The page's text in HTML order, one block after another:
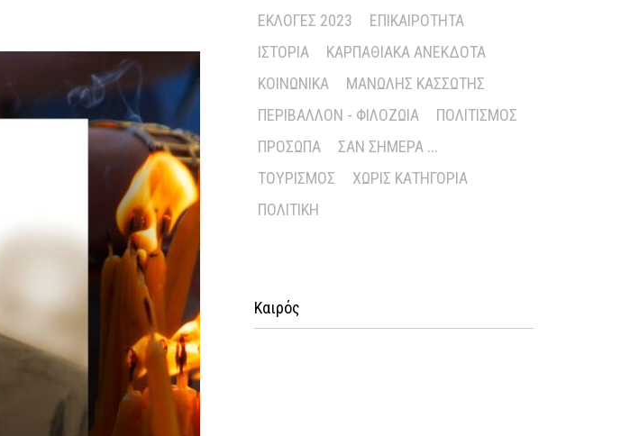
ΕΚΛΟΓΈΣ 2023
ΕΠΙΚΑΙΡΌΤΗΤΑ
ΙΣΤΟΡΊΑ
ΚΑΡΠΑΘΙΑΚΆ ΑΝΈΚΔΟΤΑ
ΚΟΙΝΩΝΙΚΆ
ΜΑΝΏΛΗΣ ΚΑΣΣΏΤΗΣ
ΠΕΡΙΒΆΛΛΟΝ - ΦΙΛΟΖΩΊΑ
ΠΟΛΙΤΙΣΜΌΣ
ΠΡΌΣΩΠΑ
ΣΑΝ ΣΉΜΕΡΑ ...
ΤΟΥΡΙΣΜΌΣ
ΧΩΡΊΣ ΚΑΤΗΓΟΡΊΑ
ΠΟΛΙΤΙΚΉ
Καιρός